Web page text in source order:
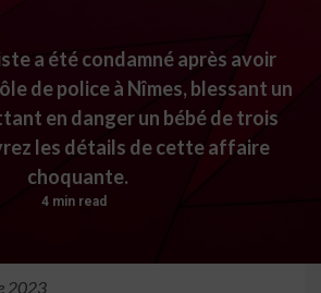
a été condamné après avoir
de police à Nîmes, blessant un
en danger un bébé de trois
les détails de cette affaire
choquante.
4 min read
2023